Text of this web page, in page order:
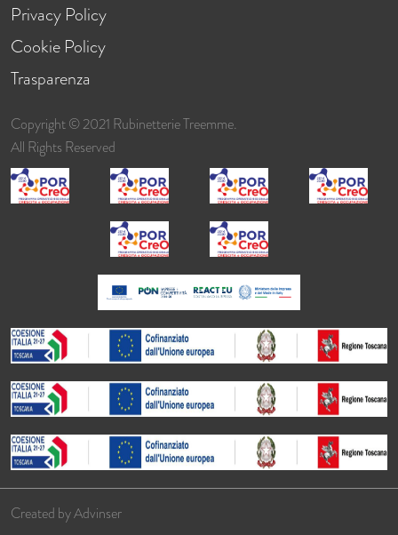
Privacy Policy
Cookie Policy
Trasparenza
Copyright © 2021 Rubinetterie Treemme.
All Rights Reserved
Created byAdvinser